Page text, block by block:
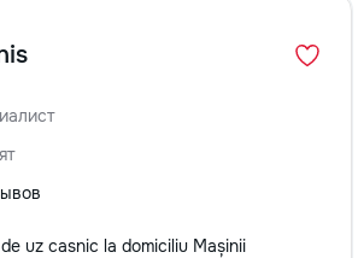
мини-группы ✔
Помощь по
uz casnic la domiciliu Mașinii